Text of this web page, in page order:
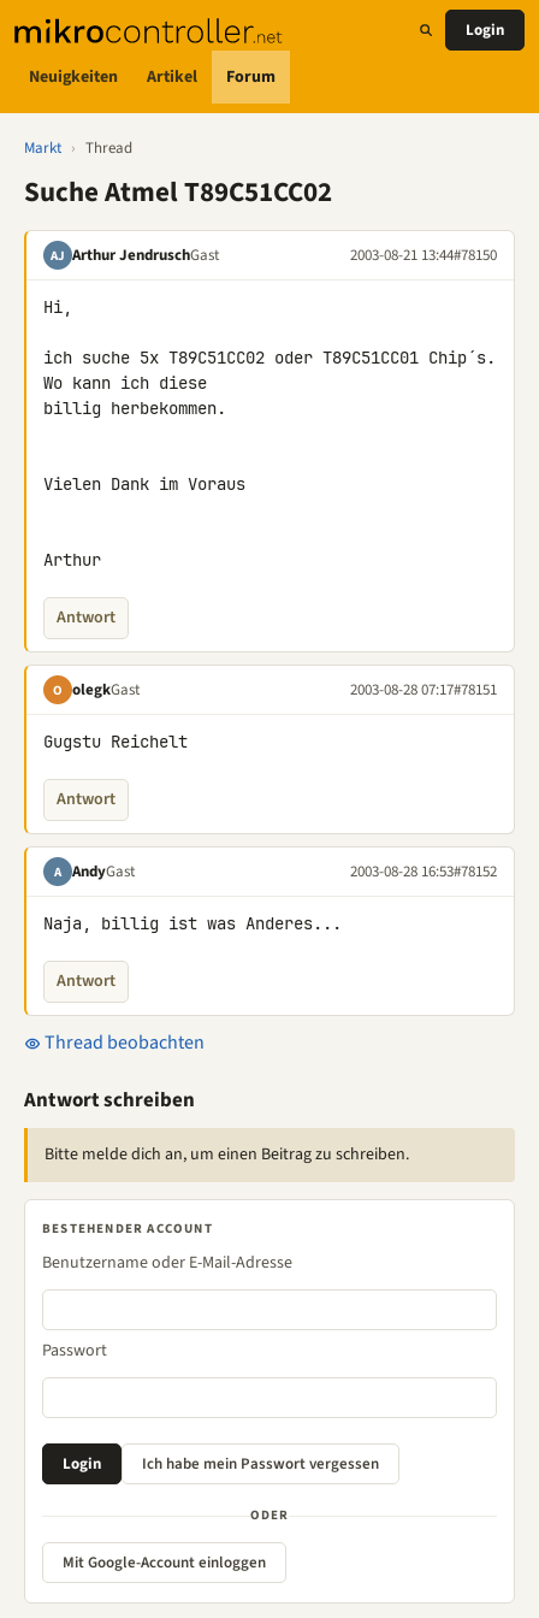
Neuigkeiten Artikel Forum
Login
Markt › Thread
Suche Atmel T89C51CC02
AJ Arthur JendruschGast 2003-08-21 13:44#78150
Hi,
ich suche 5x T89C51CC02 oder T89C51CC01 Chip´s.
Wo kann ich diese
billig herbekommen.
Vielen Dank im Voraus
Arthur
Antwort
O olegkGast 2003-08-28 07:17#78151
Gugstu Reichelt
Antwort
A AndyGast 2003-08-28 16:53#78152
Naja, billig ist was Anderes...
Antwort
Thread beobachten
Antwort schreiben
Bitte melde dich an, um einen Beitrag zu schreiben.
BESTEHENDER ACCOUNT
Benutzername oder E-Mail-Adresse
Passwort
ODER
Mit Google-Account einloggen